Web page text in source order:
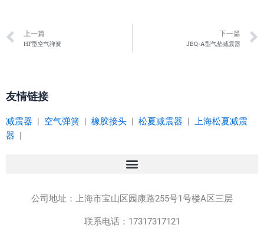
Prev
上一篇
HF型空气弹簧
下一篇
JBQ-A型气垫减震器
友情链接
减震器 | 空气弹簧 | 橡胶接头 | 松夏减震器 | 上海松夏减震
器 |
公司地址： 上海市宝山区园康路255号1号楼A区三层
联系电话：17317317121